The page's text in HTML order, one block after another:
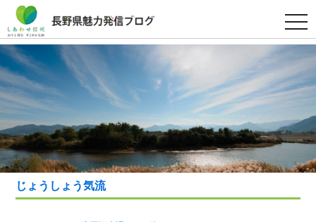
t
o
g
l
e
n
a
g
a
t
o
じょうしょう気流